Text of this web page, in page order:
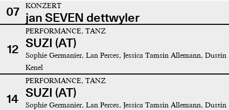
07
KONZERT
jan SEVEN dettwyler
12
PERFORMANCE, TANZ
SUZI (AT)
Sophie Germanier, Lan Perces, Jessica Tamsin Allemann, Dustin
Kenel
14
PERFORMANCE, TANZ
SUZI (AT)
Sophie Germanier, Lan Perces, Jessica Tamsin Allemann, Dustin